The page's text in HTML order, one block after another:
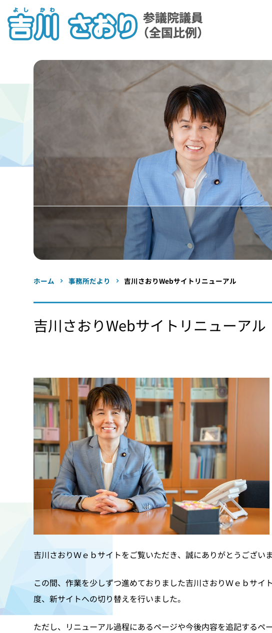
ホーム 事務所だより 吉川さおりWebサイトリニューアル
吉川さおりWebサイトリニューアル
吉川さおりＷｅｂサイトをご覧いただき、誠にありがとうございま
この間、作業を少しずつ進めておりました吉川さおりＷｅｂサ
度、新サイトへの切り替えを行いました。
ただし、リニューアル過程にあるページや今後内容を追記する